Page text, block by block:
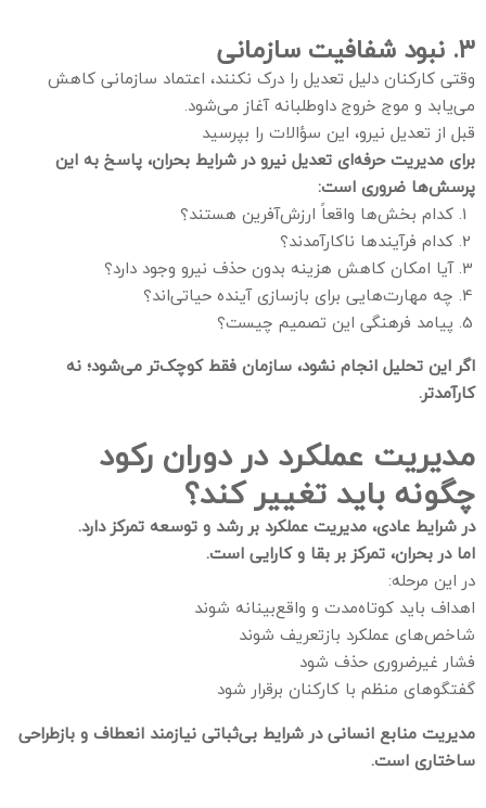
۳. نبود شفافیت سازمانی
وقتی کارکنان دلیل تعدیل را درک نکنند، اعتماد سازمانی کاهش
می‌یابد و موج خروج داوطلبانه آغاز می‌شود.
قبل از تعدیل نیرو، این سؤالات را بپرسید
برای مدیریت حرفه‌ای تعدیل نیرو در شرایط بحران، پاسخ به این
پرسش‌ها ضروری است:
کدام بخش‌ها واقعاً ارزش‌آفرین هستند؟
کدام فرآیندها ناکارآمدند؟
آیا امکان کاهش هزینه بدون حذف نیرو وجود دارد؟
چه مهارت‌هایی برای بازسازی آینده حیاتی‌اند؟
پیامد فرهنگی این تصمیم چیست؟
اگر این تحلیل انجام نشود، سازمان فقط کوچک‌تر می‌شود؛ نه
کارآمدتر.
مدیریت عملکرد در دوران رکود
چگونه باید تغییر کند؟
در شرایط عادی، مدیریت عملکرد بر رشد و توسعه تمرکز دارد.
اما در بحران، تمرکز بر بقا و کارایی است.
در این مرحله:
اهداف باید کوتاه‌مدت و واقع‌بینانه شوند
شاخص‌های عملکرد بازتعریف شوند
فشار غیرضروری حذف شود
گفتگوهای منظم با کارکنان برقرار شود
مدیریت منابع انسانی در شرایط بی‌ثباتی نیازمند انعطاف و بازطراحی
ساختاری است.